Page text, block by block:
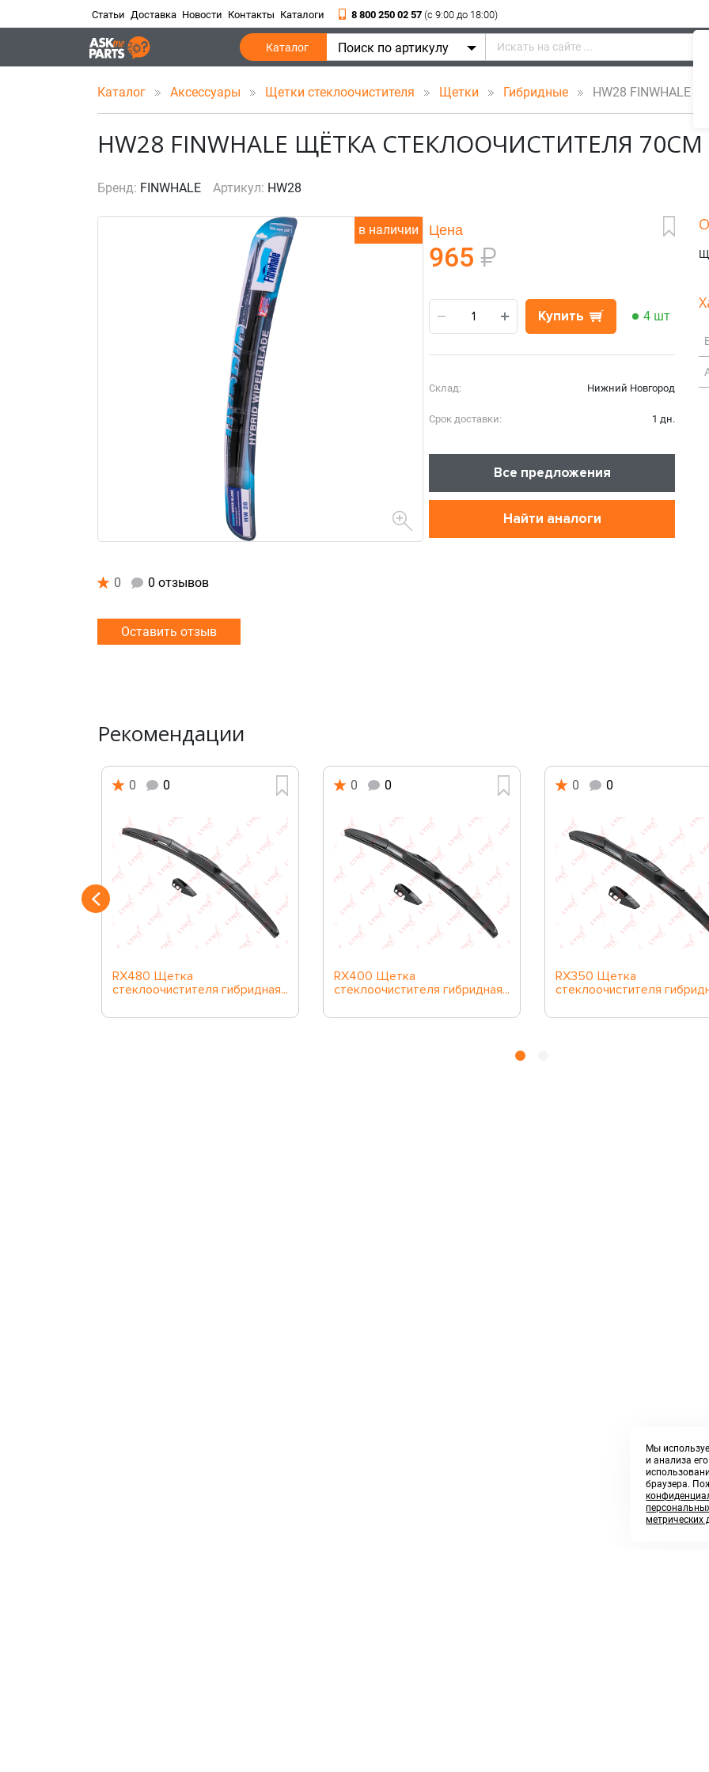
Статьи Доставка Новости Контакты Каталоги 8 800 250 02 57 (c 9:00 до 18:00)
Каталог Поиск по артикулу
Каталог Аксессуары Щетки стеклоочистителя Щетки Гибридные HW28 FINWHALE
HW28 FINWHALE ЩЁТКА СТЕКЛООЧИСТИТЕЛЯ 70СМ
Бренд: FINWHALE Артикул: HW28
в наличии Цена
965 ₽
Купить 4 шт
Склад: Нижний Новгород
Срок доставки: 1 дн.
Все предложения
Найти аналоги
0 0 отзывов
Оставить отзыв
Рекомендации
0 0
RX480 Щетка
стеклоочистителя гибридная...
0 0
RX400 Щетка
стеклоочистителя гибридная...
0 0
RX350 Щетка
стеклоочистителя
Мы
и анализа
браузера.
метрических